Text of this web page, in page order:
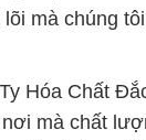
mà chúng
Hóa Chất
mà chất